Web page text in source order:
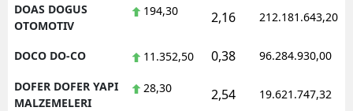
DOAS DOGUS
OTOMOTIV
194,30 2,16 212.181.643,20
DOCO DO-CO 11.352,50 0,38 96.284.930,00
DOFER DOFER YAPI
MALZEMELERI
28,30 2,54 19.621.747,32